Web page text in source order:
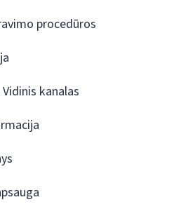
procedūros
kanalas